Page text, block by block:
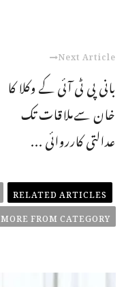
Next Article
بانی پی ٹی آئی کے وکلا کا
خان سےملاقات تک
عدالتی کارروائی ...
RELATED ARTICLES
MORE FROM CATEGORY